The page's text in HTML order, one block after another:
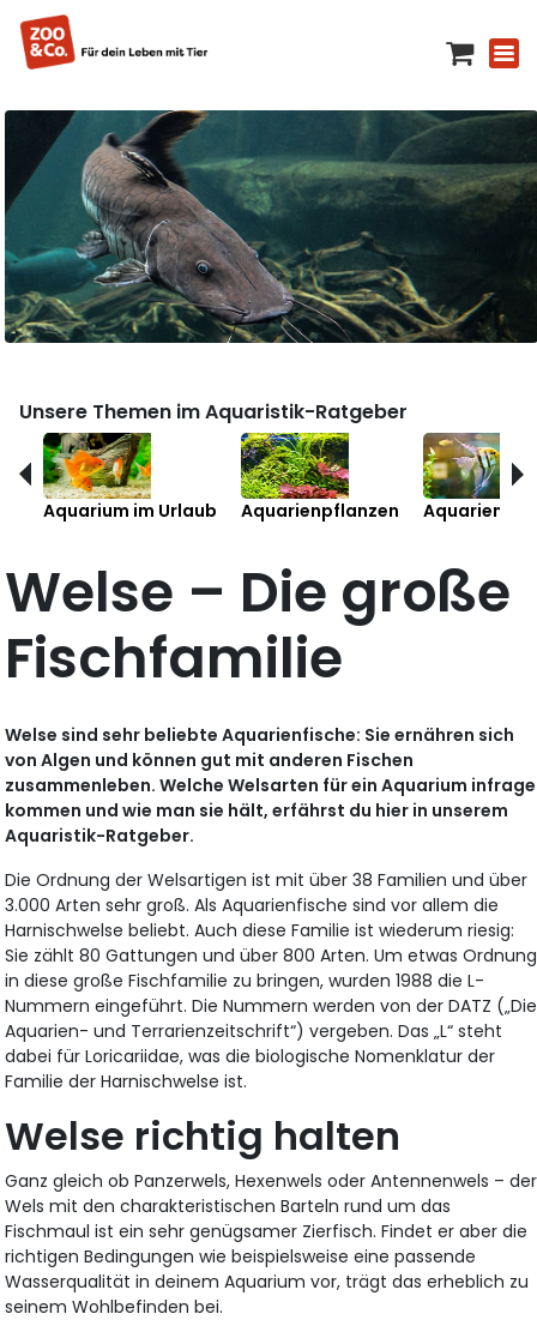
Unsere Themen im Aquaristik-Ratgeber
Aquarium im Urlaub Aquarienpflanzen
Welse – Die große
Fischfamilie
Welse sind sehr beliebte Aquarienfische: Sie ernähren sich
von Algen und können gut mit anderen Fischen
zusammenleben. Welche Welsarten für ein Aquarium infrage
kommen und wie man sie hält, erfährst du hier in unserem
Aquaristik-Ratgeber.
Die Ordnung der Welsartigen ist mit über 38 Familien und über
3.000 Arten sehr groß. Als Aquarienfische sind vor allem die
Harnischwelse beliebt. Auch diese Familie ist wiederum riesig:
Sie zählt 80 Gattungen und über 800 Arten. Um etwas Ordnung
in diese große Fischfamilie zu bringen, wurden 1988 die L-
Nummern eingeführt. Die Nummern werden von der DATZ („Die
Aquarien- und Terrarienzeitschrift“) vergeben. Das „L“ steht
dabei für Loricariidae, was die biologische Nomenklatur der
Familie der Harnischwelse ist.
Welse richtig halten
Ganz gleich ob Panzerwels, Hexenwels oder Antennenwels – der
Wels mit den charakteristischen Barteln rund um das
Fischmaul ist ein sehr genügsamer Zierfisch. Findet er aber die
richtigen Bedingungen wie beispielsweise eine passende
Wasserqualität in deinem Aquarium vor, trägt das erheblich zu
seinem Wohlbefinden bei.